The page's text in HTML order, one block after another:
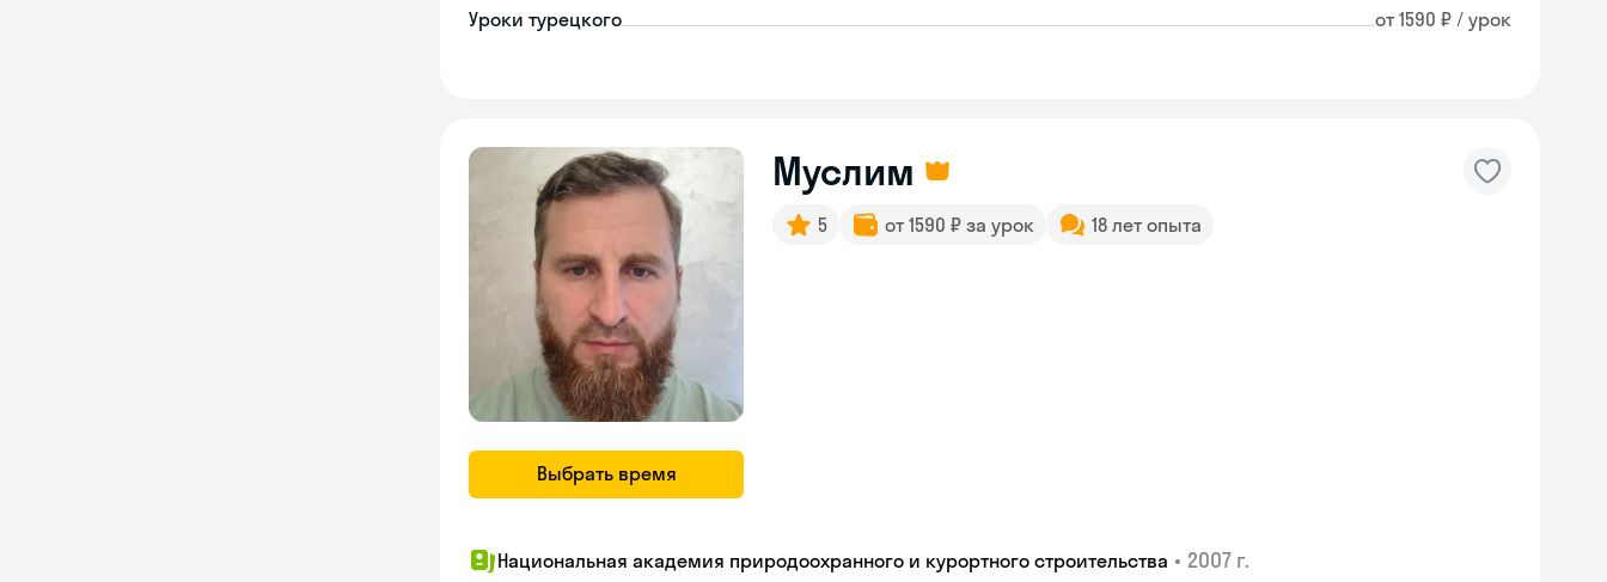
Уроки турецкого от 1590 ₽ / урок
Выбрать время
Муслим
5 от 1590 ₽ за урок 18 лет опыта
Национальная академия природоохранного и курортного строительства • 2007 г.